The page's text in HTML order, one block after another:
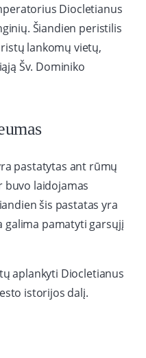
Diocletianus
Šiandien peristilis
lankomų vietų,
Šv. Dominiko
pastatytas ant rūmų
buvo laidojamas
šis pastatas yra
galima pamatyti garsųjį
aplankyti Diocletianus
istorijos dalį.